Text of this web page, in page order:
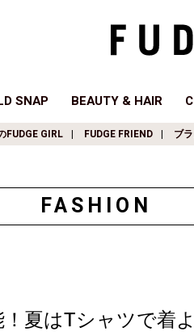
SNAP BEAUTY & HAIR
FUDGE GIRL FUDGE FRIEND ブ
FASHION
夏はTシャツで着